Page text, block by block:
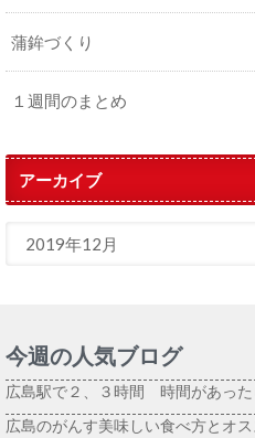
蒲鉾づくり
１週間のまとめ
アーカイブ
今週の人気ブログ
広島駅で２、３時間 時間があった
広島のがんす美味しい食べ方とオ